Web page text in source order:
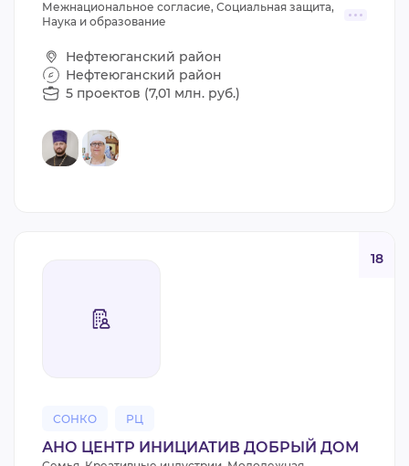
Межнациональное согласие, Социальная защита,
Наука и образование
Нефтеюганский район
Нефтеюганский район
5 проектов (7,01 млн. руб.)
СОНКО РЦ
18
АНО ЦЕНТР ИНИЦИАТИВ ДОБРЫЙ ДОМ